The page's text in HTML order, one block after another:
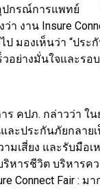
อุปกรณ์การแพทย์
ว่า งาน Insure
ป มองเห็นว่า “ปร
อย่างมั่นใจและรอ
ร คปภ. กล่าวว่า
ละประกันภัยกลาย
มเสี่ยง และรับมื
ารชีวิต บริหารคว
Connect Fair :